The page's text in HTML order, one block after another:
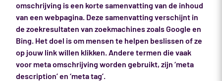
omschrijving is een korte samenvatting van de inhoud
van een webpagina. Deze samenvatting verschijnt in
de zoekresultaten van zoekmachines zoals Google en
Bing. Het doel is om mensen te helpen beslissen of ze
op jouw link willen klikken. Andere termen die vaak
voor meta omschrijving worden gebruikt, zijn ‘meta
description’ en ‘meta tag’.